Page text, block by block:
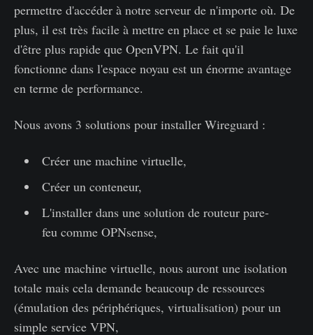
permettre d'accéder à notre serveur de n'importe où. De
plus, il est très facile à mettre en place et se paie le luxe
d'être plus rapide que OpenVPN. Le fait qu'il
fonctionne dans l'espace noyau est un énorme avantage
en terme de performance.
Nous avons 3 solutions pour installer Wireguard :
Créer une machine virtuelle,
Créer un conteneur,
L'installer dans une solution de routeur pare-
feu comme OPNsense,
Avec une machine virtuelle, nous auront une isolation
totale mais cela demande beaucoup de ressources
(émulation des périphériques, virtualisation) pour un
simple service VPN,